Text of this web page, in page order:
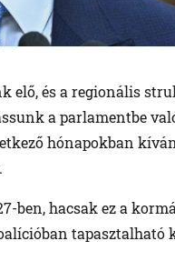
elő, és a regionális
a parlamentbe
hónapokban
ben, hacsak ez a
tapasztalható